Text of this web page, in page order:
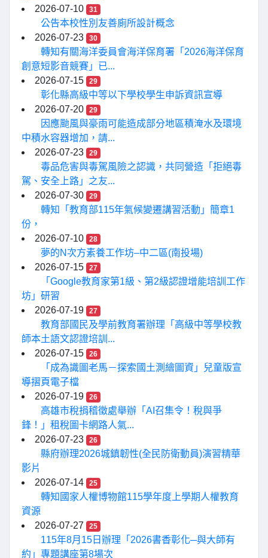
2026-07-10
31
公告本校性別友善廁所設計概念
2026-07-23
30
轉知有關海洋委員會海洋保育署「2026海洋保育
創意短影音競賽」已...
2026-07-15
29
彰化縣高級中等以下學校學生申訴資訊宣導
2026-07-20
29
因應颱風與豪雨可能造成部分地區積淹水及環境
中積水容器增加，請...
2026-07-23
29
毒品危害與毒駕風險之認識，共同營造「拒絕毒
駕、安全上路」之友...
2026-07-30
29
轉知「教育部115年氣候變遷講習活動」簡章1
份，
2026-07-10
28
夢的N次方素養工作坊–中二區(南投場)
2026-07-15
27
「Google教育家第1級、第2級認證增能培訓工作
坊」研習
2026-07-19
27
教育部國民及學前教育署辦理「高級中等學校教
師本土語文認證培訓...
2026-07-15
26
「成為識圖老馬－探索國土測繪圖資」兒童版宣
導摺頁電子檔
2026-07-19
26
高雄市稅捐稽徵處舉辦「AI召集令！稅與爭
鋒！」租稅圖卡網路人氣...
2026-07-23
26
縣府辦理2026城鎮韌性(全民防衛動員)演習精華
影片
2026-07-14
25
轉知國家人權博物館115學年度上學期人權教育
資源
2026-07-27
25
115年8月15日辦理「2026書香彰化─與大師有
約」專題講座第8場次